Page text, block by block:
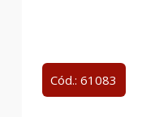
Cód.: 61083